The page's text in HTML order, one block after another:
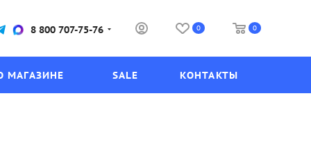
8 800 707-75-76 0 0
МАГАЗИНЕ SALE КОНТАКТЫ